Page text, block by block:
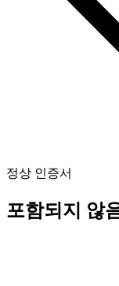
정상 인증서
포함되지 않